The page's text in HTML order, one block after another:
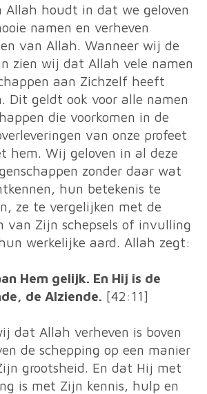
Allah houdt in dat we geloven
namen en verheven
van Allah. Wanneer wij de
zien wij dat Allah vele namen
aan Zichzelf heeft
Dit geldt ook voor alle namen
die voorkomen in de
van onze profeet
hem. Wij geloven in al deze
zonder daar wat
hun betekenis te
ze te vergelijken met de
van Zijn schepsels of invulling
werkelijke aard. Allah zegt:
Hem gelijk. En Hij is de
de Alziende. [42:11]
dat Allah verheven is boven
de schepping op een manier
grootsheid. En dat Hij met
is met Zijn kennis, hulp en